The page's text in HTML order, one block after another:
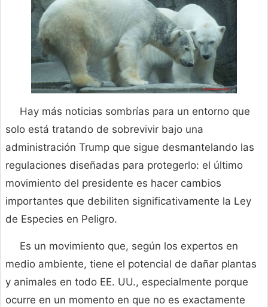
Hay más noticias sombrías para un entorno que
solo está tratando de sobrevivir bajo una
administración Trump que sigue desmantelando las
regulaciones diseñadas para protegerlo: el último
movimiento del presidente es hacer cambios
importantes que debiliten significativamente la Ley
de Especies en Peligro.
Es un movimiento que, según los expertos en
medio ambiente, tiene el potencial de dañar plantas
y animales en todo EE. UU., especialmente porque
ocurre en un momento en que no es exactamente